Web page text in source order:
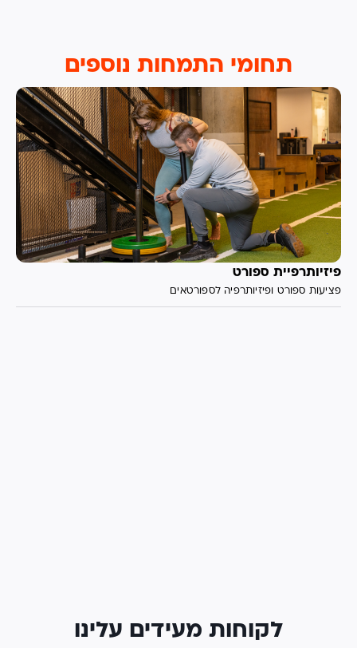
תחומי התמחות נוספים
פיזיותרפיית ספורט
פציעות ספורט ופיזיותרפיה לספורטאים
לקוחות מעידים עלינו